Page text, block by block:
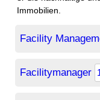
Immobilien.
Facility
Facilitymanager